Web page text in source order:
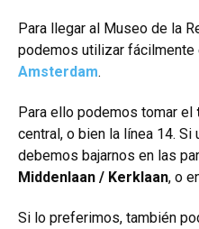
Para llegar al Museo de la
podemos utilizar fácilmente
Amsterdam.
Para ello podemos tomar el
central, o bien la línea 14.
debemos bajarnos en las
Middenlaan / Kerklaan, o
Si lo preferimos, también